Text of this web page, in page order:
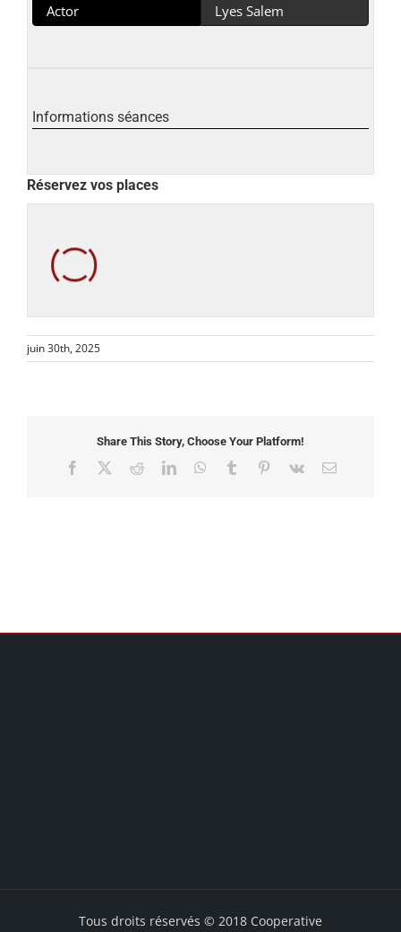
Actor Lyes Salem
Informations séances
Réservez vos places
juin 30th, 2025
Share This Story, Choose Your Platform!
Facebook RedditLinkedInWhatsApp
Tumblr Pinterest
Vk Email
Tous droits réservés © 2018 Cooperative